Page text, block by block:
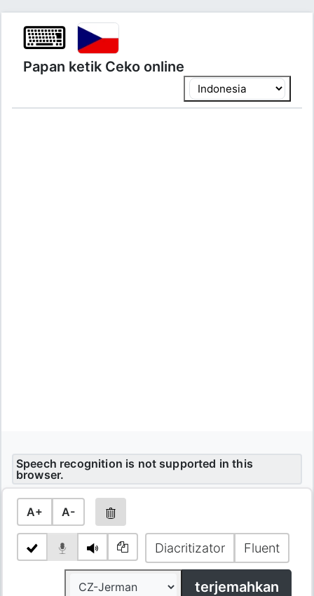
⌨
Papan ketik Ceko online
Speech recognition is not supported in this
browser.
A+ A-
Diacritizator Fluent
terjemahkan